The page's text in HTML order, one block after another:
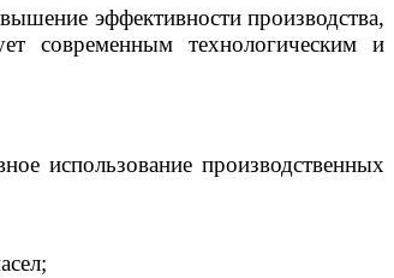
эффективности производства,
современным технологическим и
использование производственных